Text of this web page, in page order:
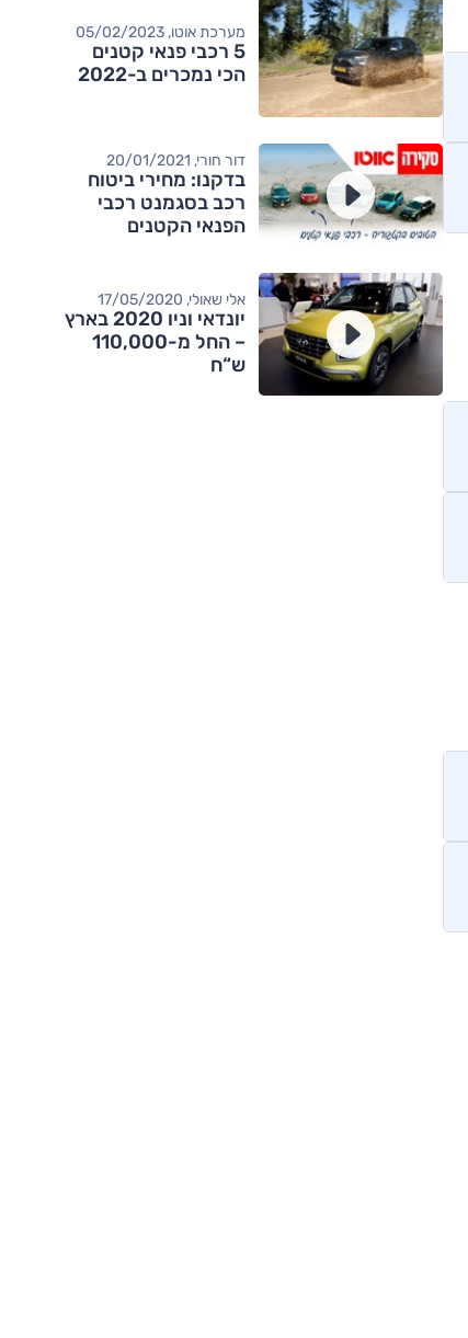
מערכת אוטו, 05/02/2023
5 רכבי פנאי קטנים
הכי נמכרים ב-2022
דור חורי, 20/01/2021
בדקנו: מחירי ביטוח
רכב בסגמנט רכבי
הפנאי הקטנים
אלי שאולי, 17/05/2020
יונדאי וניו 2020 בארץ
– החל מ-110,000
ש“ח
מותגים מתחרים